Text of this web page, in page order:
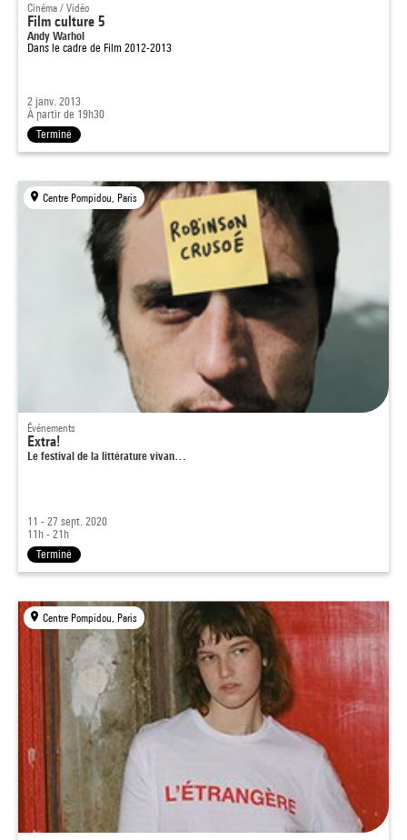
Cinéma / Vidéo
Film culture 5
Andy Warhol
Dans le cadre de Film 2012-2013
2 janv. 2013
À partir de 19h30
Terminé
Centre Pompidou, Paris
Événements
Extra!
Le festival de la littérature vivan…
11 - 27 sept. 2020
11h - 21h
Terminé
Centre Pompidou, Paris